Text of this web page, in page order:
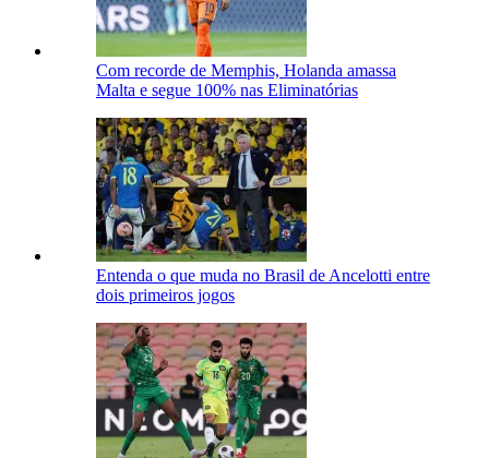
Com recorde de Memphis, Holanda amassa
Malta e segue 100% nas Eliminatórias
Entenda o que muda no Brasil de Ancelotti entre
dois primeiros jogos